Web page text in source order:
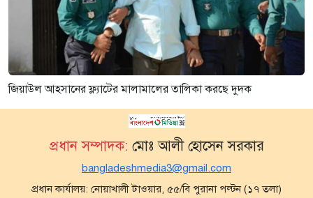
জিয়াউল আহসানের ফ্ল্যাটের মালামালের তালিকা করছে দুদক
প্রধান সম্পাদক: মোঃ আলী হোসেন সরকার
bangladeshmedia3@gmail.com
প্রধান কার্যালয়: নোয়াখালী টাওয়ার, ৫৫/বি পুরানা পল্টন (১৭ তলা)